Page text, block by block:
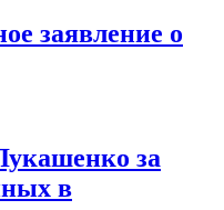
заявление о
за
в